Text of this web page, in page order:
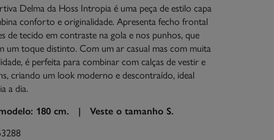
Delma da Hoss Intropia é uma peça de estilo capa
conforto e originalidade. Apresenta fecho frontal
de tecido em contraste na gola e nos punhos, que
um toque distinto. Com um ar casual mas com muita
é perfeita para combinar com calças de vestir e
criando um look moderno e descontraído, ideal
a dia.
180 cm. | Veste o tamanho S.